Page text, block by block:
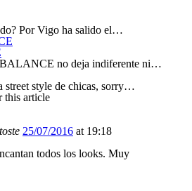
Por Vigo ha salido el…
no deja indiferente ni…
style de chicas, sorry…
this article
25/07/2016 at 19:18
todos los looks. Muy